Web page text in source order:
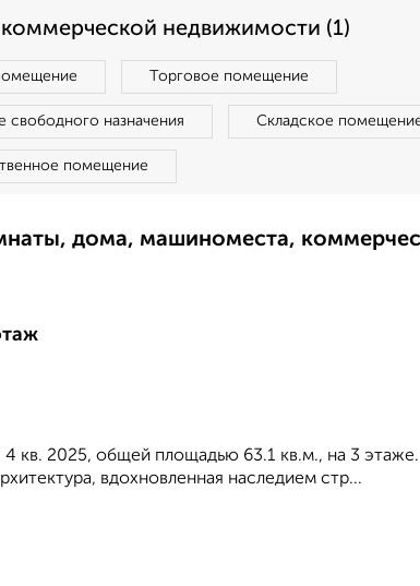
недвижимости (1)
Торговое помещение
свободного назначения Складское
помещение
дома, машиноместа,
кв. 2025, общей площадью 63.1 кв.м., на 3
вдохновленная наследием стр...